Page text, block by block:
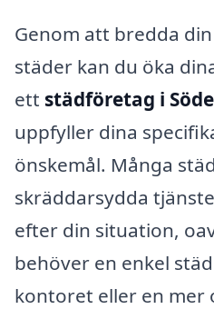
Genom att bredda
städer kan du öka
ett städföretag i
uppfyller dina
önskemål. Många
skräddarsydda
efter din situation,
behöver en enkel
kontoret eller en mer